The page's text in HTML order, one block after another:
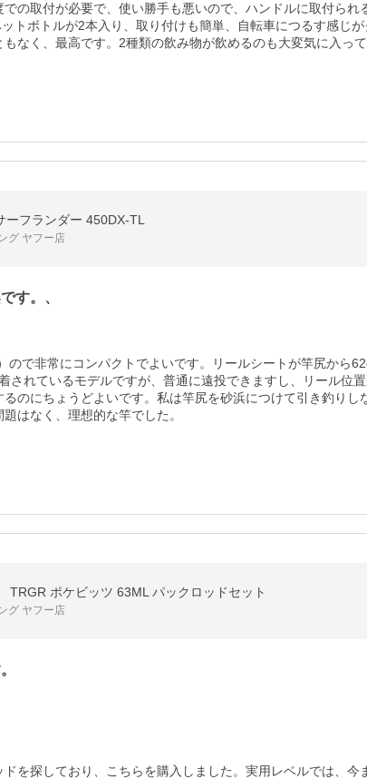
の取付が必要で、使い勝手も悪いので、ハンドルに取付られ
トボトルが2本入り、取り付けも簡単、自転車につるす感じ
なく、最高です。2種類の飲み物が飲めるのも大変気に入って
ーフランダー 450DX-TL
グ ヤフー店
す。、
ので非常にコンパクトでよいです。リールシートが竿尻から
されているモデルですが、普通に遠投できますし、リール位
のにちょうどよいです。私は竿尻を砂浜につけて引き釣りし
はなく、理想的な竿でした。
ポケビッツ 63ML パックロッドセット
グ ヤフー店
を探しており、こちらを購入しました。実用レベルでは、今